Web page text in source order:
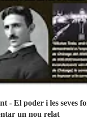
- El poder i les seves
un nou relat